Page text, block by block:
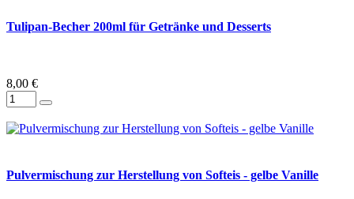
Tulipan-Becher 200ml für Getränke und Desserts
8,00 €
Pulvermischung zur Herstellung von Softeis - gelbe Vanille